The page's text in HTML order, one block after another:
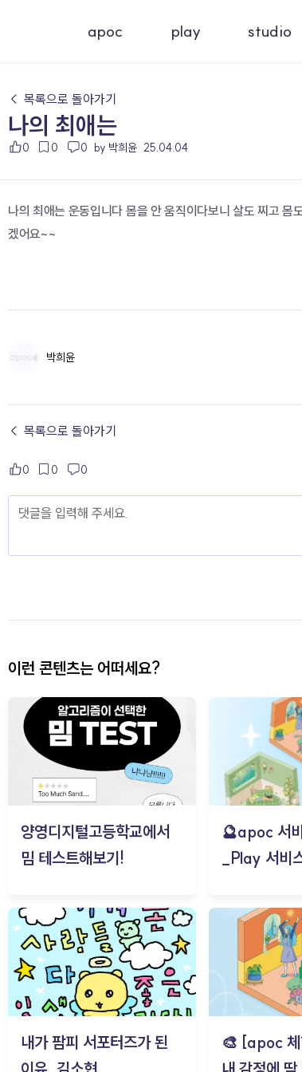
apoc play studio
← 목록으로 돌아가기
나의 최애는
0 0 0 by 박희윤 25.04.04
나의 최애는 운동입니다 몸을 안 움직이다보니 살도 찌고
겠어요~~
박희윤
← 목록으로 돌아가기
0 0 0
이런 콘텐츠는 어떠세요?
양영디지털고등학교에서
밈 테스트해보기!
🔮apoc 서
_Play 서비
내가 팜피 서포터즈가 된
🎨 [apoc 체